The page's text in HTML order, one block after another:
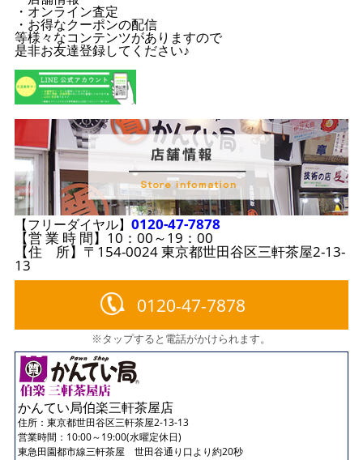
・オンライン査定
・お得なクーポンの配信
等様々なコンテンツがありますので
是非お友達登録してください♪
【フリーダイヤル】 0120-47-7878
【営 業 時 間】10：00～19：00
【住 所】〒154-0024 東京都世田谷区三軒茶屋2-13-
13
0120-47-7878
※タップすると電話がかけられます。
かんてい局伯楽三軒茶屋店
住所： 東京都世田谷区三軒茶屋2-13-13
営業時間：10:00～19:00(水曜定休日)
東急田園都市線三軒茶屋 世田谷通り口より約20秒